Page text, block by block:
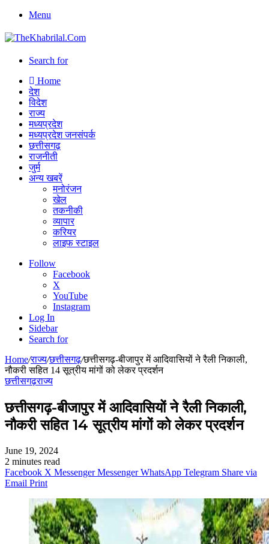
Menu
Search for
Home
देश
विदेश
राज्य
मध्यप्रदेश
मध्यप्रदेश जनसंपर्क
छत्तीसगढ़
राजनीती
जुर्म
अन्य खबरें
मनोरंजन
खेल
तकनीकी
व्यापार
करियर
लाइफ स्टाइल
Follow
Facebook
X
YouTube
Instagram
Log In
Sidebar
Search for
Home/राज्य/छत्तीसगढ़/छत्तीसगढ़-बीजापुर में आदिवासियों ने रैली निकाली,
नौकरी सहित 14 सूत्रीय मांगों को लेकर प्रदर्शन
छत्तीसगढ़राज्य
छत्तीसगढ़-बीजापुर में आदिवासियों ने रैली निकाली,
नौकरी सहित 14 सूत्रीय मांगों को लेकर प्रदर्शन
June 19, 2024
2 minutes read
Facebook X Messenger Messenger WhatsApp Telegram Share via
Email Print